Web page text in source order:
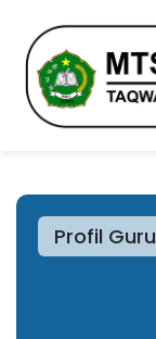
Profil Guru